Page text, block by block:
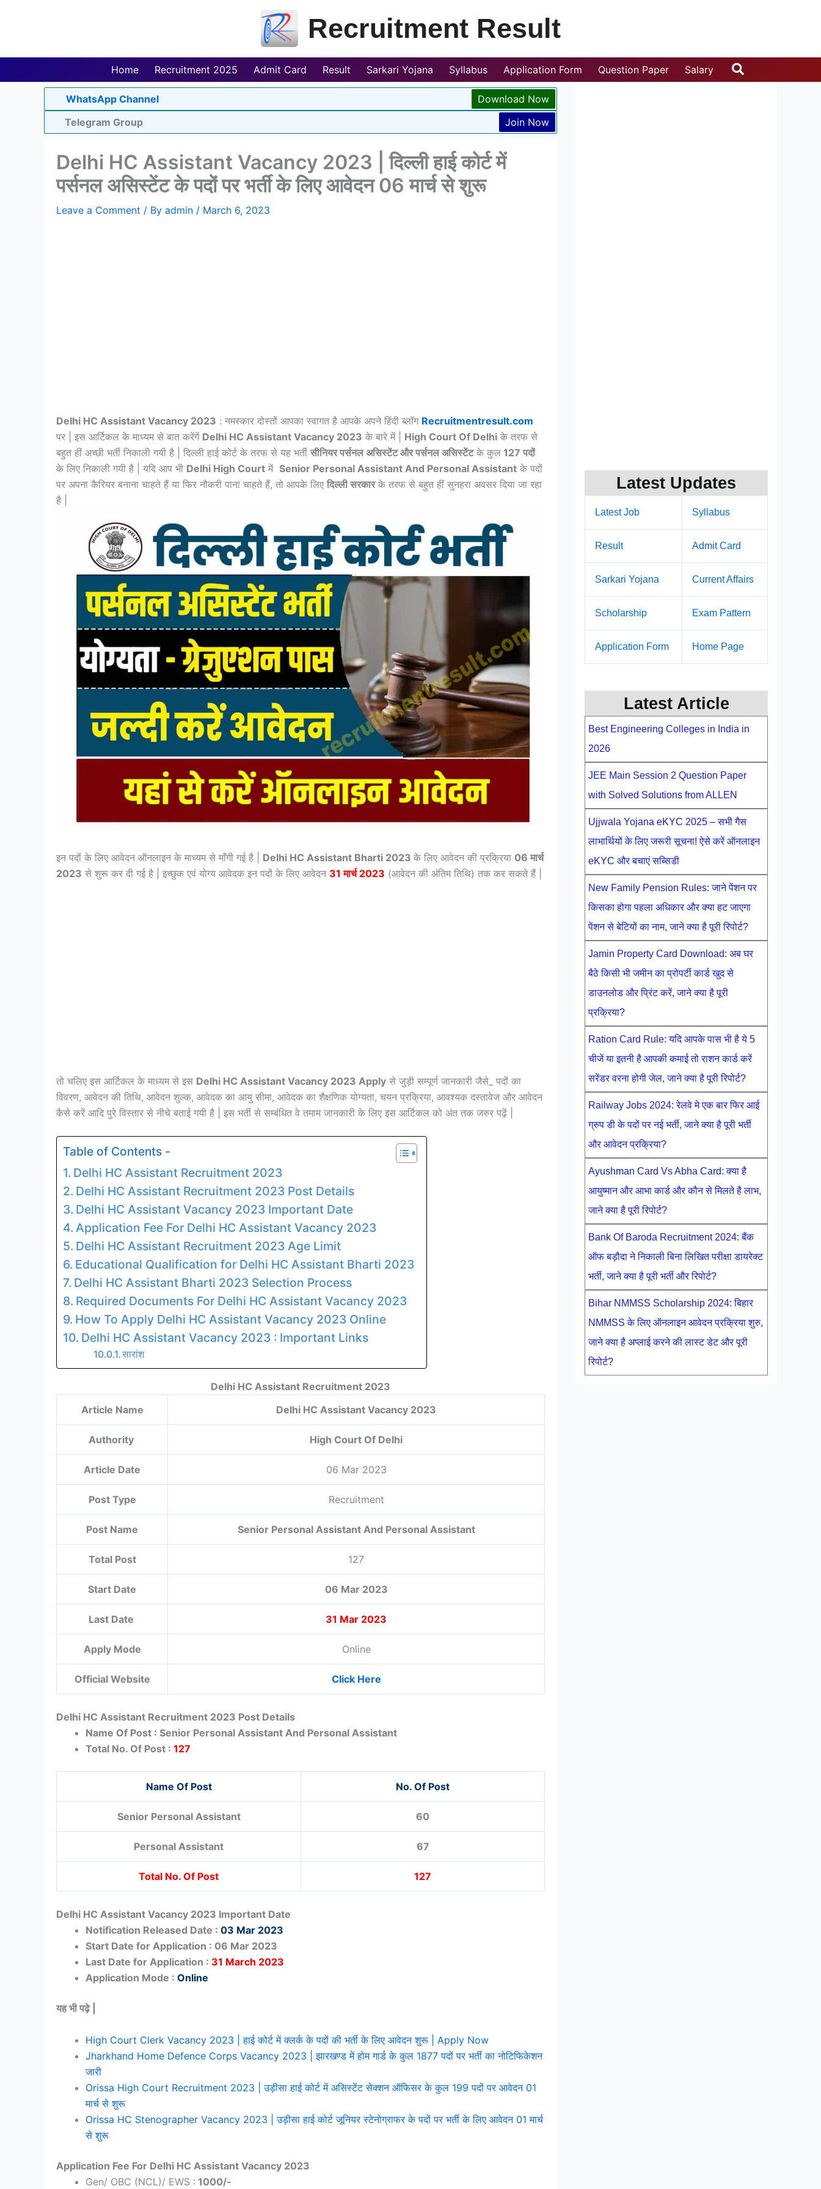
Recruitment Result
Home Recruitment 2025 Admit Card Result Sarkari Yojana Syllabus Application Form Question Paper Salary Search
WhatsApp Channel
Download Now
Telegram Group
Join Now
Delhi HC Assistant Vacancy 2023 | दिल्ली हाई कोर्ट में
पर्सनल असिस्टेंट के पदों पर भर्ती के लिए आवेदन 06 मार्च से शुरू
Leave a Comment / By admin / March 6, 2023
Delhi HC Assistant Vacancy 2023 : नमस्कार दोस्तों आपका स्वागत है आपके अपने हिंदी ब्लॉग Recruitmentresult.com
पर | इस आर्टिकल के माध्यम से बात करेंगें Delhi HC Assistant Vacancy 2023 के बारे में | High Court Of Delhi के तरफ से
बहुत हीं अच्छी भर्ती निकाली गयी है | दिल्ली हाई कोर्ट के तरफ से यह भर्ती सीनियर पर्सनल असिस्टेंट और पर्सनल असिस्टेंटके कुल 127 पदों
के लिए निकाली गयी है | यदि आप भी Delhi High Court में Senior Personal Assistant And Personal Assistant के पदों
पर अपना कैरियर बनाना चाहते हैं या फिर नौकरी पाना चाहते हैं, तो आपके लिए दिल्ली सरकारके तरफ से बहुत हीं सुनहरा अवसर दिया जा रहा
है |
इन पदों के लिए आवेदन ऑनलाइन के माध्यम से माँगी गई है | Delhi HC Assistant Bharti 2023 के लिए आवेदन की प्रक्रिया 06 मार्च
2023 से शुरू कर दी गई है | इच्छुक एवं योग्य आवेदक इन पदों के लिए आवेदन 31 मार्च 2023 (आवेदन की अंतिम तिथि) तक कर सकते हैं |
तो चलिए इस आर्टिकल के माध्यम से इस Delhi HC Assistant Vacancy 2023 Apply से जुड़ी सम्पूर्ण जानकारी जैसे_ पदों का
विवरण, आवेदन की तिथि, आवेदन शुल्क, आवेदक का आयु सीमा, आवेदक का शैक्षणिक योग्यता, चयन प्रक्रिया, आवश्यक दस्तावेज और आवेदन
कैसे करें आदि पुरे विस्तार से नीचे बताई गयी है | इस भर्ती से सम्बंधित वे तमाम जानकारी के लिए इस आर्टिकल को अंत तक जरुर पढ़ें |
Table of Contents -
Delhi HC Assistant Recruitment 2023
Delhi HC Assistant Recruitment 2023 Post Details
Delhi HC Assistant Vacancy 2023 Important Date
Application Fee For Delhi HC Assistant Vacancy 2023
Delhi HC Assistant Recruitment 2023 Age Limit
Educational Qualification for Delhi HC Assistant Bharti 2023
Delhi HC Assistant Bharti 2023 Selection Process
Required Documents For Delhi HC Assistant Vacancy 2023
How To Apply Delhi HC Assistant Vacancy 2023 Online
Delhi HC Assistant Vacancy 2023 : Important Links
सारांश
Delhi HC Assistant Recruitment 2023
Article Name
Delhi HC Assistant Vacancy 2023
Authority High Court Of Delhi
Article Date 06 Mar 2023
Post Type Recruitment
Post Name Senior Personal Assistant And Personal Assistant
Total Post 127
Start Date 06 Mar 2023
Last Date 31 Mar 2023
Apply Mode Online
Official Website Click Here
Delhi HC Assistant Recruitment 2023 Post Details
Name Of Post : Senior Personal Assistant And Personal Assistant
Total No. Of Post : 127
Name Of Post No. Of Post
Senior Personal Assistant 60
Personal Assistant 67
Total No. Of Post 127
Delhi HC Assistant Vacancy 2023 Important Date
Notification Released Date : 03 Mar 2023
Start Date for Application : 06 Mar 2023
Last Date for Application : 31 March 2023
Application Mode : Online
यह भी पढ़े |
High Court Clerk Vacancy 2023 | हाई कोर्ट में क्लर्क के पदों की भर्ती के लिए आवेदन शुरू | Apply Now
Jharkhand Home Defence Corps Vacancy 2023 | झारखण्ड में होम गार्ड के कुल 1877 पदों पर भर्ती का नोटिफिकेशन
जारी
Orissa High Court Recruitment 2023 | उड़ीसा हाई कोर्ट में असिस्टेंट सेक्शन ऑफिसर के कुल 199 पदों पर आवेदन 01
मार्च से शुरू
Orissa HC Stenographer Vacancy 2023 | उड़ीसा हाई कोर्ट जूनियर स्टेनोग्राफर के पदों पर भर्ती के लिए आवेदन 01 मार्च
से शुरू
Application Fee For Delhi HC Assistant Vacancy 2023
Gen/ OBC (NCL)/ EWS : 1000/-
Latest Updates
Latest Job Syllabus
Result Admit Card
Sarkari Yojana Current Affairs
Scholarship Exam Pattern
Application Form Home Page
Latest Article
Best Engineering Colleges in India in
2026
JEE Main Session 2 Question Paper
with Solved Solutions from ALLEN
Ujjwala Yojana eKYC 2025 – सभी गैस
लाभार्थियों के लिए जरूरी सूचना! ऐसे करें ऑनलाइन
eKYC और बचाएं सब्सिडी
New Family Pension Rules: जाने पेंशन पर
किसका होगा पहला अधिकार और क्या हट जाएगा
पेंशन से बेटियों का नाम, जाने क्या है पूरी रिपोर्ट?
Jamin Property Card Download: अब घर
बैठे किसी भी जमीन का प्रोपर्टी कार्ड खुद से
डाउनलोड और प्रिंट करें, जाने क्या है पूरी
प्रक्रिया?
Ration Card Rule: यदि आपके पास भी है ये 5
चीजें या इतनी है आपकी कमाई तो राशन कार्ड करें
सरेंडर वरना होगी जेल, जाने क्या है पूरी रिपोर्ट?
Railway Jobs 2024: रेलवे मे एक बार फिर आई
ग्रुप डी के पदों पर नई भर्ती, जाने क्या है पूरी भर्ती
और आवेदन प्रक्रिया?
Ayushman Card Vs Abha Card: क्या है
आयुष्मान और आभा कार्ड और कौन से मिलते है लाभ,
जाने क्या है पूरी रिपोर्ट?
Bank Of Baroda Recruitment 2024: बैंक
ऑफ बड़ौदा ने निकाली बिना लिखित परीक्षा डायरेक्ट
भर्ती, जाने क्या है पूरी भर्ती और रिपोर्ट?
Bihar NMMSS Scholarship 2024: बिहार
NMMSS के लिए ऑनलाइन आवेदन प्रक्रिया शुरु,
जाने क्या है अप्लाई करने की लास्ट डेट और पूरी
रिपोर्ट?